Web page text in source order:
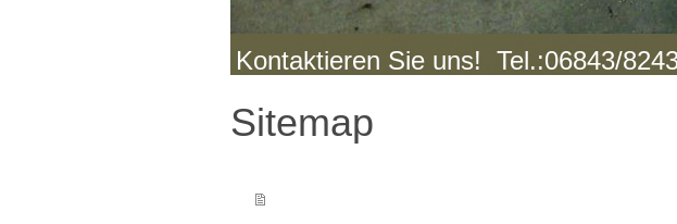
Kontaktieren Sie uns! Tel.:06843/
Sitemap